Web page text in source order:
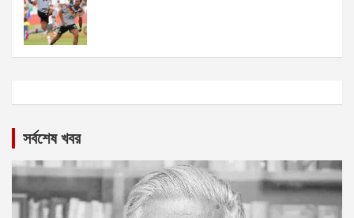
সর্বশেষ খবর